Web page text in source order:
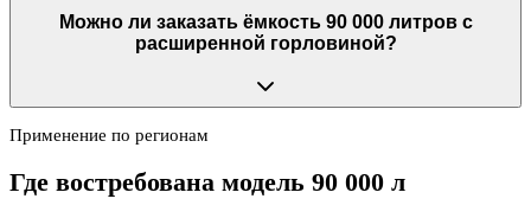
Можно ли заказать ёмкость 90 000 литров с
расширенной горловиной?
Применение по регионам
Где востребована модель 90 000 л